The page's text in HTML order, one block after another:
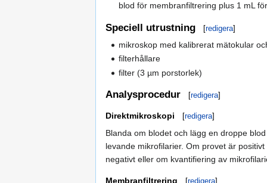
blod för membranfiltrering plus 1 mL
Speciell utrustning [redigera]
mikroskop med kalibrerat mätokular
filterhållare
filter (3 µm porstorlek)
Analysprocedur [redigera]
Direktmikroskopi [redigera]
Blanda om blodet och lägg en droppe
levande mikrofilarier. Om provet är
negativt eller om kvantifiering av
Membranfiltrering [redigera]